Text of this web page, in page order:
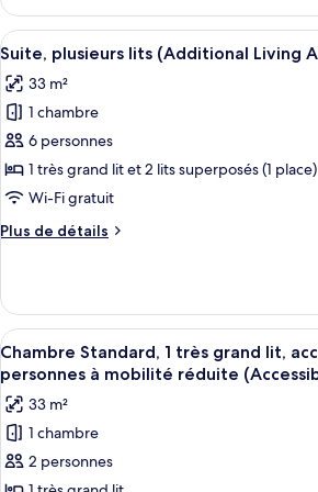
très
grand
lit
(Additional
Living
Area)
le
type
de
chambre
Suite,
très
grand
lit
(Additional
Living
Area)
Afficher
toutes
les
photos
pour
ce
type
chambre :
lits
(Additional
Living
Area)
Une
5
Suite, plusieurs lits (Additional Living
33 m²
1 chambre
6 personnes
1 très grand lit et 2 lits superposés (1 place)
Wi-Fi gratuit
Plus de détails
Plus
le
type
de
chambre
Suite,
plusieurs
lits
(Additional
Living
Area)
Afficher
toutes
les
photos
pour
ce
Une
4
Chambre Standard, 1 très grand lit,
personnes à mobilité réduite
33 m²
1 chambre
2 personnes